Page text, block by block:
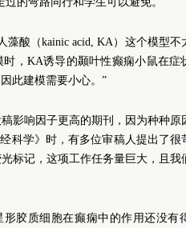
酸（kainic acid, KA）这个模型不
，KA诱导的颞叶性癫痫小鼠在症
此建模需要小心。”
影响因子更高的期刊，因为种种原
科学》时，有多位审稿人提出了很
标记，这项工作任务量巨大，且我
胶质细胞在癫痫中的作用还没有